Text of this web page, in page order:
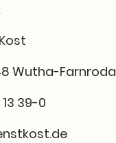
Wutha-Farnroda
39-0